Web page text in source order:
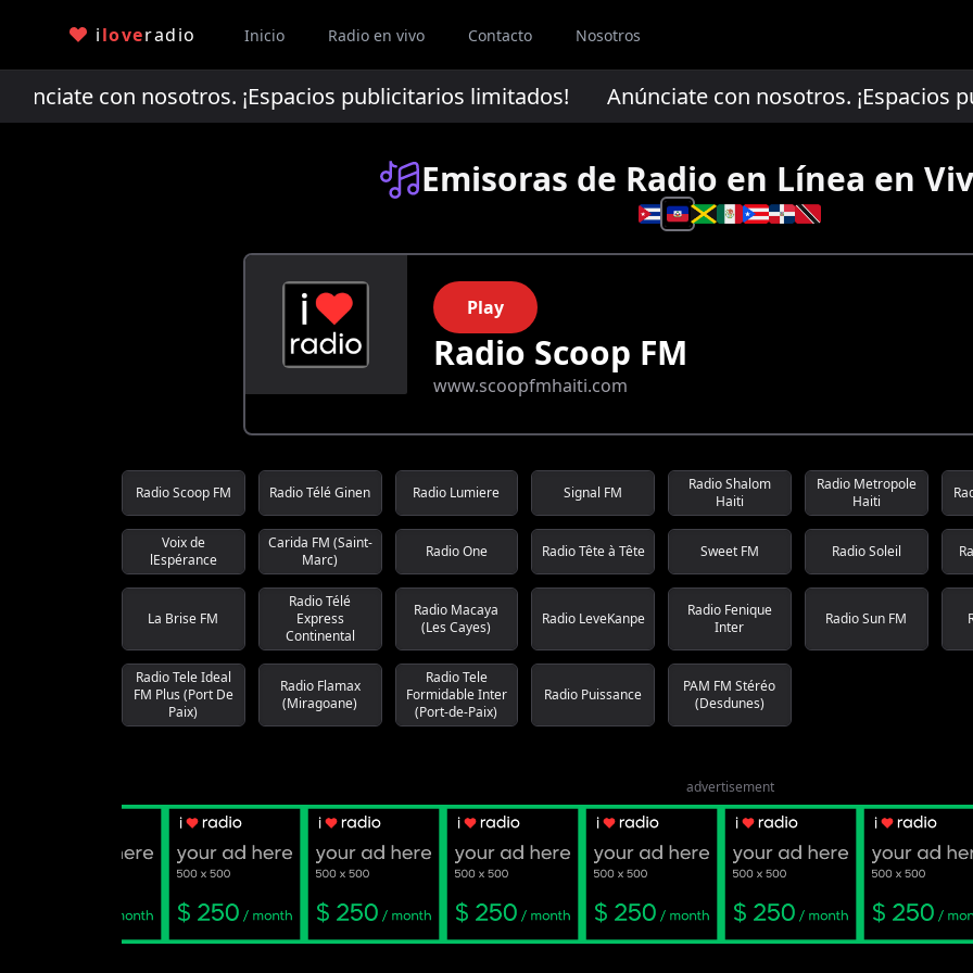
iloveradio Inicio Radio en vivo Contacto Nosotros
con nosotros. ¡Espacios publicitarios limitados!Anúnciate con nosotros. ¡Espacios
Emisoras de Radio en Línea en
Selecciona un
Play
Radio Scoop FM
www.scoopfmhaiti.com
Radio Scoop FM Radio Télé Ginen Radio Lumiere Signal FM
Radio Shalom
Haiti
Radio Metropole
Haiti
Voix de
lEspérance
Carida FM (Saint-
Marc)
Radio One Radio Tête à Tête Sweet FM Radio Soleil
La Brise FM
Radio Télé
Express
Continental
Radio Macaya
(Les Cayes)
Radio LeveKanpe
Radio Fenique
Inter
Radio Sun FM
Radio Tele Ideal
FM Plus (Port De
Paix)
Radio Flamax
(Miragoane)
Radio Tele
Formidable Inter
(Port-de-Paix)
Radio Puissance
PAM FM Stéréo
(Desdunes)
advertisement